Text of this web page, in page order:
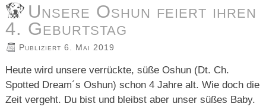
Unsere Oshun feiert ihren
4. Geburtstag
Publiziert 6. Mai 2019
Heute wird unsere verrückte, süße Oshun (Dt. Ch.
Spotted Dream´s Oshun) schon 4 Jahre alt. Wie doch die
Zeit vergeht. Du bist und bleibst aber unser süßes Baby.